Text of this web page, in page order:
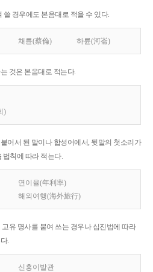
쓸 경우에도 본음대로 적을 수 있다.
채륜(蔡倫) 하륜(河崙)
것은 본음대로 적는다.
)
어서 된 말이나 합성어에서, 뒷말의 첫소리가
법칙에 따라 적는다.
연이율(年利率)
해외여행(海外旅行)
유 명사를 붙여 쓰는 경우나 십진법에 따라
.
신흥이발관